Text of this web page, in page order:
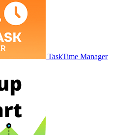
TaskTime Manager